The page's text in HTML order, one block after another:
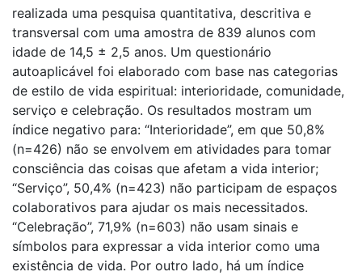
realizada uma pesquisa quantitativa, descritiva e
transversal com uma amostra de 839 alunos com
idade de 14,5 ± 2,5 anos. Um questionário
autoaplicável foi elaborado com base nas categorias
de estilo de vida espiritual: interioridade, comunidade,
serviço e celebração. Os resultados mostram um
índice negativo para: “Interioridade”, em que 50,8%
(n=426) não se envolvem em atividades para tomar
consciência das coisas que afetam a vida interior;
“Serviço”, 50,4% (n=423) não participam de espaços
colaborativos para ajudar os mais necessitados.
“Celebração”, 71,9% (n=603) não usam sinais e
símbolos para expressar a vida interior como uma
existência de vida. Por outro lado, há um índice